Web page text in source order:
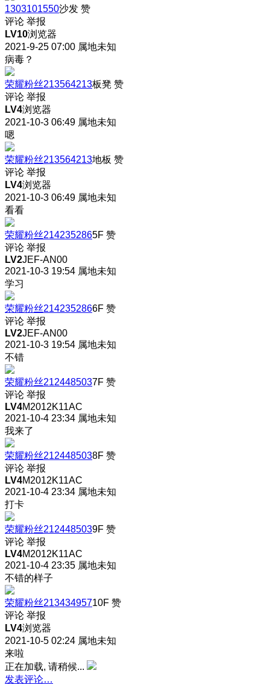
1303101550沙发 赞
评论 举报
LV10浏览器
2021-9-25 07:00 属地未知
病毒？
荣耀粉丝213564213板凳 赞
评论 举报
LV4浏览器
2021-10-3 06:49 属地未知
嗯
荣耀粉丝213564213地板 赞
评论 举报
LV4浏览器
2021-10-3 06:49 属地未知
看看
荣耀粉丝2142352865F 赞
评论 举报
LV2JEF-AN00
2021-10-3 19:54 属地未知
学习
荣耀粉丝2142352866F 赞
评论 举报
LV2JEF-AN00
2021-10-3 19:54 属地未知
不错
荣耀粉丝2124485037F 赞
评论 举报
LV4M2012K11AC
2021-10-4 23:34 属地未知
我来了
荣耀粉丝2124485038F 赞
评论 举报
LV4M2012K11AC
2021-10-4 23:34 属地未知
打卡
荣耀粉丝2124485039F 赞
评论 举报
LV4M2012K11AC
2021-10-4 23:35 属地未知
不错的样子
荣耀粉丝21343495710F 赞
评论 举报
LV4浏览器
2021-10-5 02:24 属地未知
来啦
正在加载, 请稍候...
发表评论…